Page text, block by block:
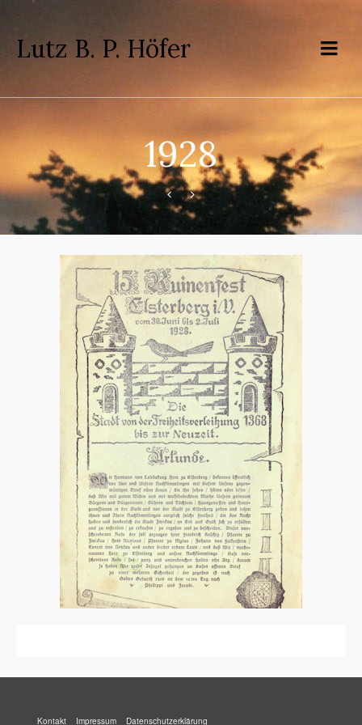
Lutz B. P. Höfer
1928
Kontakt Impressum Datenschutzerklärung